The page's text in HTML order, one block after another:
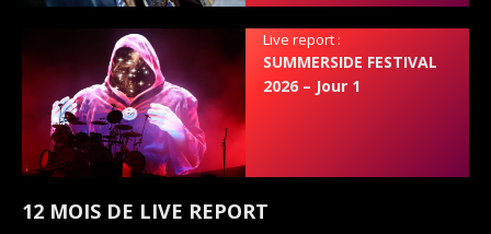
Live report :
SUMMERSIDE FESTIVAL
2026 – Jour 1
12 MOIS DE LIVE REPORT